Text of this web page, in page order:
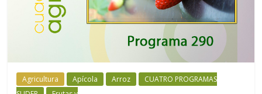
Agricultura Apícola Arroz
CUATRO PROGRAMAS